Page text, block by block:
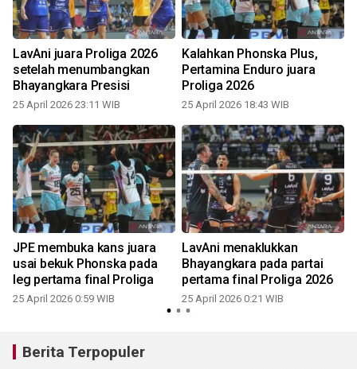
LavAni juara Proliga 2026
setelah menumbangkan
Bhayangkara Presisi
25 April 2026 23:11 WIB
Kalahkan Phonska Plus,
Pertamina Enduro juara
Proliga 2026
25 April 2026 18:43 WIB
JPE membuka kans juara
usai bekuk Phonska pada
leg pertama final Proliga
25 April 2026 0:59 WIB
LavAni menaklukkan
Bhayangkara pada partai
pertama final Proliga 2026
25 April 2026 0:21 WIB
Berita Terpopuler